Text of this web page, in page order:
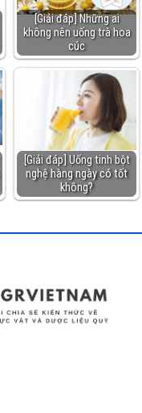
[Giải đáp] Những ai
không nên uống trà hoa
cúc
[Giải đáp] Uống tinh bột
nghệ hàng ngày có tốt
không?